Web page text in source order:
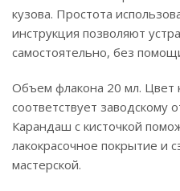
кузова. Простота
инструкция позволяют
самостоятельно, без
Объем флакона 20 мл. Цвет
соответствует заводскому
Карандаш с кисточкой
лакокрасочное покрытие и
мастерской.